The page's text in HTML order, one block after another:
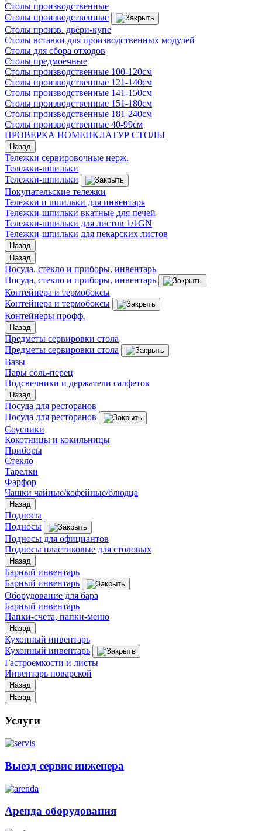
Столы производственные
Столы производственные
Столы произв. двери-купе
Столы вставки для производственных модулей
Столы для сбора отходов
Столы предмоечные
Столы производственные 100-120см
Столы производственные 121-140см
Столы производственные 141-150см
Столы производственные 151-180см
Столы производственные 181-240см
Столы производственные 40-99см
ПРОВЕРКА НОМЕНКЛАТУР СТОЛЫ
Назад
Тележки сервировочные нерж.
Тележки-шпильки
Тележки-шпильки
Покупательские тележки
Тележки и шпильки для инвентаря
Тележки-шпильки вкатные для печей
Тележки-шпильки для листов 1/1GN
Тележки-шпильки для пекарских листов
Назад
Назад
Посуда, стекло и приборы, инвентарь
Посуда, стекло и приборы, инвентарь
Контейнера и термобоксы
Контейнера и термобоксы
Контейнеры профф.
Назад
Предметы сервировки стола
Предметы сервировки стола
Вазы
Пары соль-перец
Подсвечники и держатели салфеток
Назад
Посуда для ресторанов
Посуда для ресторанов
Соусники
Кокотницы и кокильницы
Приборы
Стекло
Тарелки
Фарфор
Чашки чайные/кофейные/блюдца
Назад
Подносы
Подносы
Подносы для официантов
Подносы пластиковые для столовых
Назад
Барный инвентарь
Барный инвентарь
Оборудование для бара
Барный инвентарь
Папки-счета, папки-меню
Назад
Кухонный инвентарь
Кухонный инвентарь
Гастроемкости и листы
Инвентарь поварской
Назад
Назад
Услуги
Выезд сервис инженера
Аренда оборудования